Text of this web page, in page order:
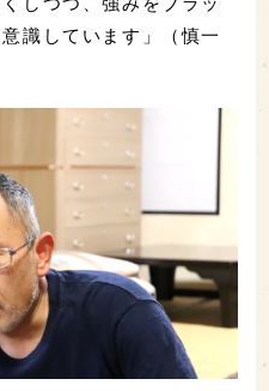
識しています 」（慎一